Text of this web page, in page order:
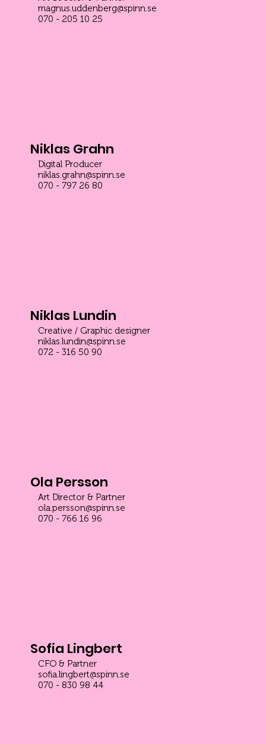
magnus.uddenberg@spinn.se
070 - 205 10 25
Niklas Grahn
Digital Producer
niklas.grahn@spinn.se
070 - 797 26 80
Niklas Lundin
Creative / Graphic designer
niklas.lundin@spinn.se
072 - 316 50 90
Ola Persson
Art Director & Partner
ola.persson@spinn.se
070 - 766 16 96
Sofia Lingbert
CFO & Partner
sofia.lingbert@spinn.se
070 - 830 98 44